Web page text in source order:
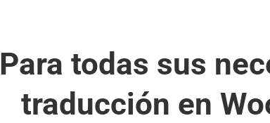
Para todas sus
traducción en